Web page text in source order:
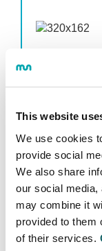
This website
We use cookies
provide social
We also share
our social media,
may combine it
provided to them
of their services.
Joseba
orientar mi
según mis
La
propuestas
mismo
mismas se